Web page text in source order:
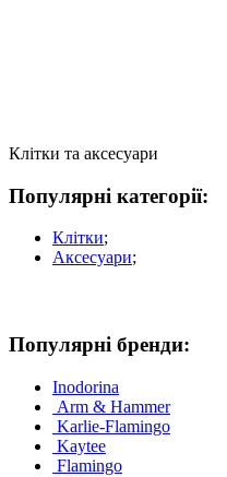
Клітки та аксесуари
Популярні категорії:
Клітки;
Аксесуари;
Популярні бренди:
Inodorina
Arm & Hammer
Karlie-Flamingo
Kaytee
Flamingo